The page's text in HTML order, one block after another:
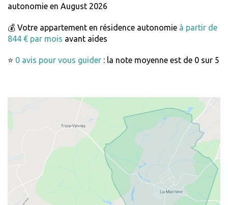
autonomie en August 2026
💰 Votre appartement en résidence autonomie à partir de
844 € par mois avant aides
⭐ 0 avis pour vous guider : la note moyenne est de 0 sur 5